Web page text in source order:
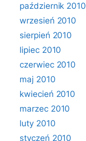
październik 2010
wrzesień 2010
sierpień 2010
lipiec 2010
czerwiec 2010
maj 2010
kwiecień 2010
marzec 2010
luty 2010
styczeń 2010